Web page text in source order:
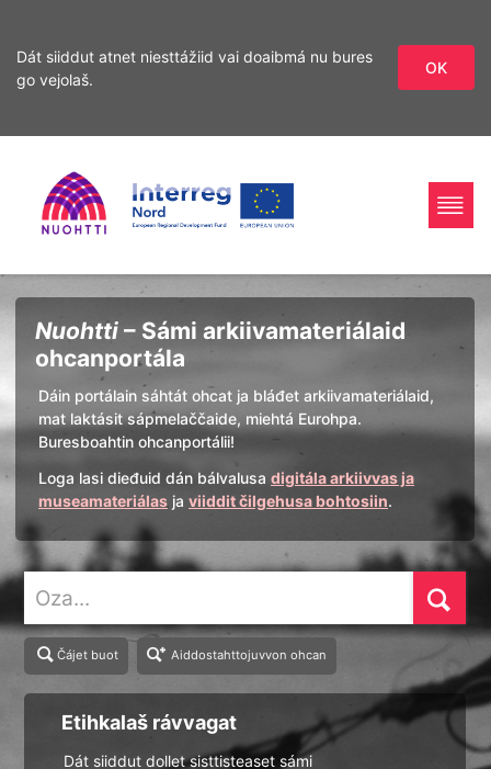
Dát siiddut atnet niesttážiid vai doaibmá nu bures
go vejolaš.
OK
ohcamii
sisdollui
Home
Page
Interreg
Nord
Ohcan
Nuohtti – Sámi arkiivamateriálaid
ohcanportála
Dáin portálain sáhtát ohcat ja bláđet arkiivamateriálaid,
mat laktásit sápmelaččaide, miehtá Eurohpa.
Buresboahtin ohcanportálii!
Loga lasi dieđuid dán bálvalusa digitála arkiivvas ja
museamateriálas ja viiddit čilgehusa bohtosiin.
Čájet buot Aiddostahttojuvvon ohcan
Etihkalaš rávvagat
Dát siiddut dollet sisttisteaset sámi